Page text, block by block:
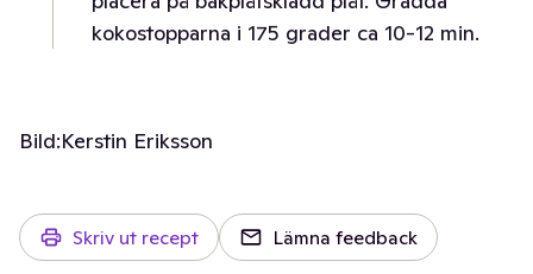
kokostopparna i 175 grader ca 10-12 min.
Bild:Kerstin Eriksson
Skriv ut recept Lämna feedback